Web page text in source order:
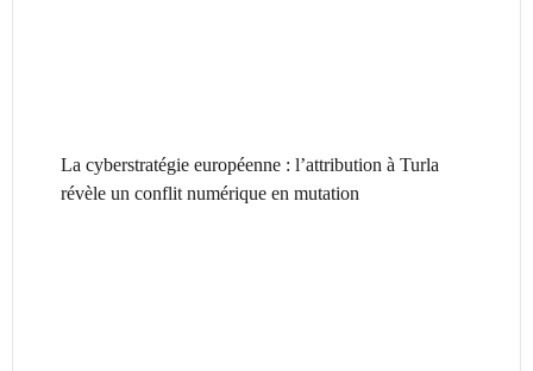
La cyberstratégie européenne : l’attribution à Turla
révèle un conflit numérique en mutation